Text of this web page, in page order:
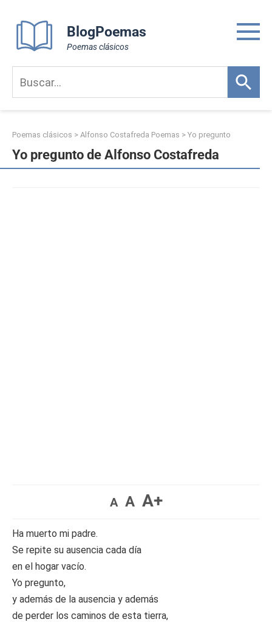
content
BlogPoemas
Poemas clásicos
Poemas clásicos > Alfonso Costafreda Poemas > Yo pregunto
Yo pregunto de Alfonso Costafreda
A A A+
Ha muerto mi padre.
Se repite su ausencia cada día
en el hogar vacío.
Yo pregunto,
y además de la ausencia y además
de perder los caminos de esta tierra,